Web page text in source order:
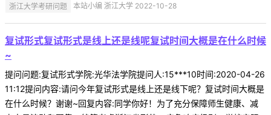
浙江大学考研问题 本站小编 浙江大学 2022-10-28
复试形式复试形式是线上还是线呢复试时间大概是在什么时候
~
提问问题:复试形式学院:光华法学院提问人:15***10时间:2020-04-26
11:12提问内容:请问今年复试形式是线上还是线下呢？复试时间大概是
在什么时候？谢谢~回复内容:同学你好！为了充分保障师生健康、减